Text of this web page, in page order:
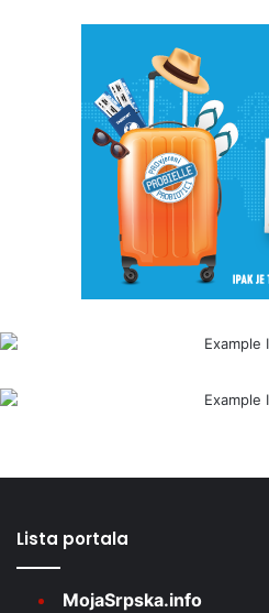
Lista portala
MojaSrpska.info